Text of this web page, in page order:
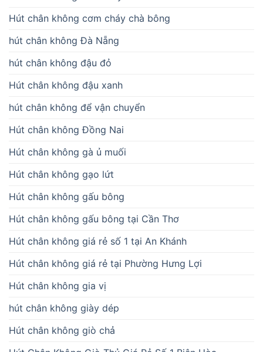
Hút chân không cơm cháy chà bông
hút chân không Đà Nẵng
hút chân không đậu đỏ
Hút chân không đậu xanh
hút chân không để vận chuyển
Hút chân không Đồng Nai
Hút chân không gà ủ muối
Hút chân không gạo lứt
Hút chân không gấu bông
Hút chân không gấu bông tại Cần Thơ
Hút chân không giá rẻ số 1 tại An Khánh
Hút chân không giá rẻ tại Phường Hưng Lợi
Hút chân không gia vị
hút chân không giày dép
Hút chân không giò chả